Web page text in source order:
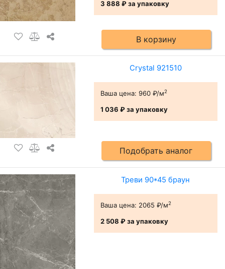
3 888 ₽за упаковку
В корзину
Crystal 921510
Ваша цена: 960 ₽/м2
1 036 ₽за упаковку
Подобрать аналог
Треви 90*45 браун
Ваша цена: 2065 ₽/м2
2 508 ₽за упаковку